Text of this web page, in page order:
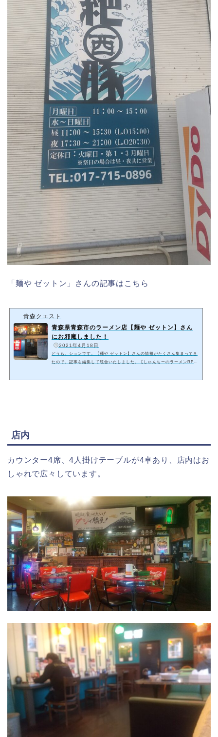
「麺や ゼットン」さんの記事はこちら
青森クエスト
青森県青森市のラーメン店【麺や ゼットン】さん
にお邪魔しました！
2021年4月18日
どうも、ションです。【麺や ゼットン】さんの情報がたくさん集まってき
たので、記事を編集して統合いたしました。【しゅんちーのラーメンRP
店内
カウンター4席、4人掛けテーブルが4卓あり、店内はお
しゃれで広々しています。